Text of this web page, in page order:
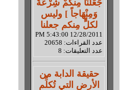
جَعَلْنَا مِنكُمْ شِرْعَةً
وَمِنْهَاجاً ] وليس
لكلٍّ مِنكم جعلنا
12/28/2011 5:43:00 PM
عدد القراءات: 20658
عدد التعليقات: 8
حقيقة الدابة من
الأرض التي تُكلِّم